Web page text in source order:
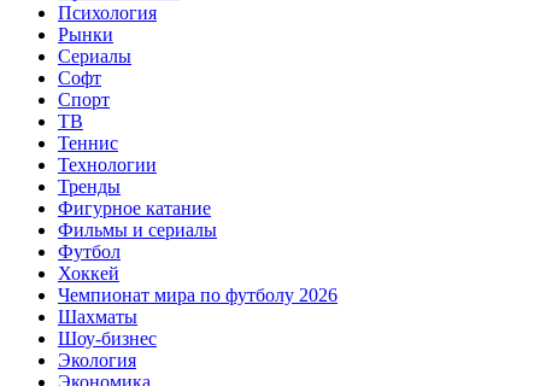
Психология
Рынки
Сериалы
Софт
Спорт
ТВ
Теннис
Технологии
Тренды
Фигурное катание
Фильмы и сериалы
Футбол
Хоккей
Чемпионат мира по футболу 2026
Шахматы
Шоу-бизнес
Экология
Экономика